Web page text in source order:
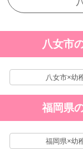
八女市
八女市×幼
福岡県
福岡県×幼